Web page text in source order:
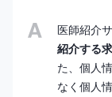
医師紹介
紹介する
た、個人
なく個人